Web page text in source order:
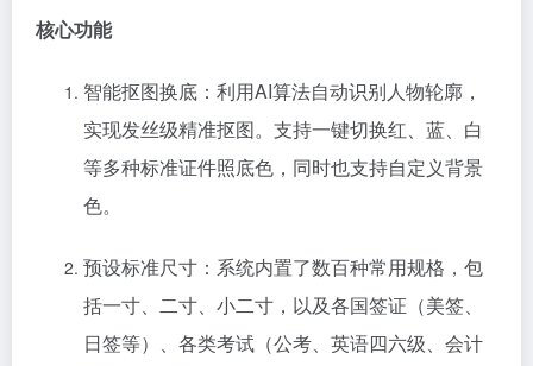
核心功能
智能抠图换底：利用AI算法自动识别人物轮廓，
实现发丝级精准抠图。支持一键切换红、蓝、白
等多种标准证件照底色，同时也支持自定义背景
色。
预设标准尺寸：系统内置了数百种常用规格，包
括一寸、二寸、小二寸，以及各国签证（美签、
日签等）、各类考试（公考、英语四六级、会计